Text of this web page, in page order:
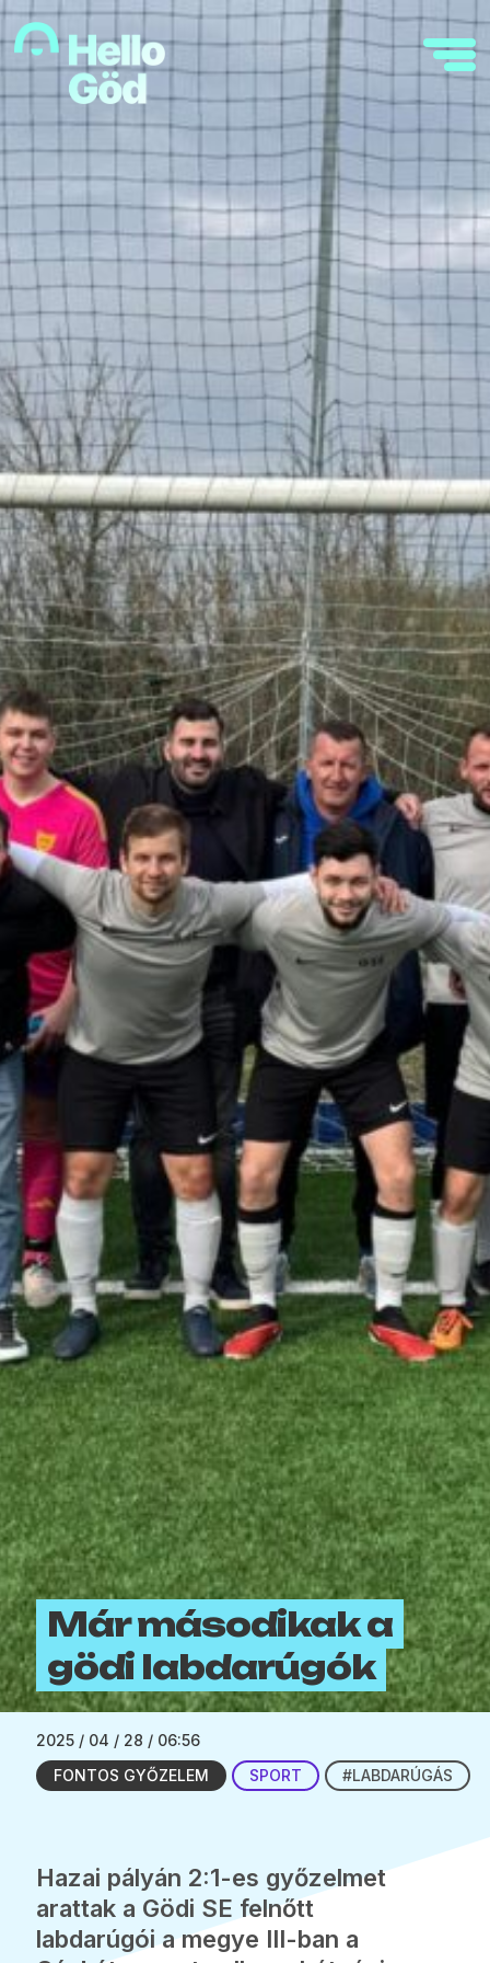
Már másodikak a
gödi labdarúgók
2025 / 04 / 28 / 06:56
FONTOS GYŐZELEM
SPORT #LABDARÚGÁS
Hazai pályán 2:1-es győzelmet
arattak a Gödi SE felnőtt
labdarúgói a megye III-ban a